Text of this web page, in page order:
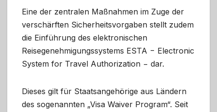
Eine der zentralen Maßnahmen im Zuge der
verschärften Sicherheitsvorgaben stellt zudem
die Einführung des elektronischen
Reisegenehmigungssystems ESTA − Electronic
System for Travel Authorization − dar.
Dieses gilt für Staatsangehörige aus Ländern
des sogenannten „Visa Waiver Program“. Seit